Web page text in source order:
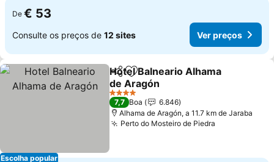
De € 53
Consulte os preços de 12 sites Ver preços
Escolha popular
PartilharAdicionar aos favoritos
Hotel Balneario Alhama
de Aragón
Ver preços
4 Estrelas
7,7 Boa
6.846
Alhama de Aragón, a 11.7 km de Jaraba
Perto do Mosteiro de Piedra